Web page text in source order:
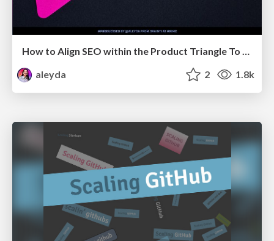
How to Align SEO within the Product Triangle To Get Buy-In & Support - #RIMC
aleyda
2 1.8k